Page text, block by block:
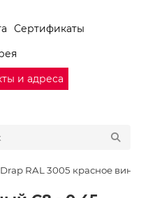
Сертификаты
и адреса
RAL 3005 красное вино